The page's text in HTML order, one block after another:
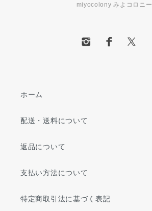
miyocolony みよコロニー
ホーム
配送・送料について
返品について
支払い方法について
特定商取引法に基づく表記